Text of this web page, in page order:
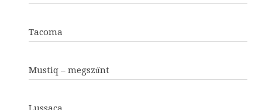
Tacoma
Mustiq – megszűnt